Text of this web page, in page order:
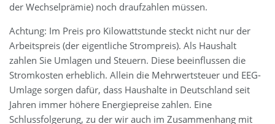
der Wechselprämie) noch draufzahlen müssen.
Achtung: Im Preis pro Kilowattstunde steckt nicht nur der
Arbeitspreis (der eigentliche Strompreis). Als Haushalt
zahlen Sie Umlagen und Steuern. Diese beeinflussen die
Stromkosten erheblich. Allein die Mehrwertsteuer und EEG-
Umlage sorgen dafür, dass Haushalte in Deutschland seit
Jahren immer höhere Energiepreise zahlen. Eine
Schlussfolgerung, zu der wir auch im Zusammenhang mit